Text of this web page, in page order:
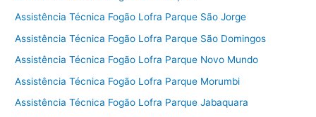
Assistência Técnica Fogão Lofra Parque São Jorge
Assistência Técnica Fogão Lofra Parque São Domingos
Assistência Técnica Fogão Lofra Parque Novo Mundo
Assistência Técnica Fogão Lofra Parque Morumbi
Assistência Técnica Fogão Lofra Parque Jabaquara